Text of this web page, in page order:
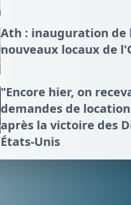
Ath : inauguration de
nouveaux locaux de
"Encore hier, on
demandes de
après la victoire des
États-Unis